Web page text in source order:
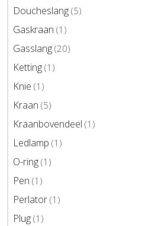
Doucheslang (5)
Gaskraan (1)
Gasslang (20)
Ketting (1)
Knie (1)
Kraan (5)
Kraanbovendeel (1)
Ledlamp (1)
O-ring (1)
Pen (1)
Perlator (1)
Plug (1)